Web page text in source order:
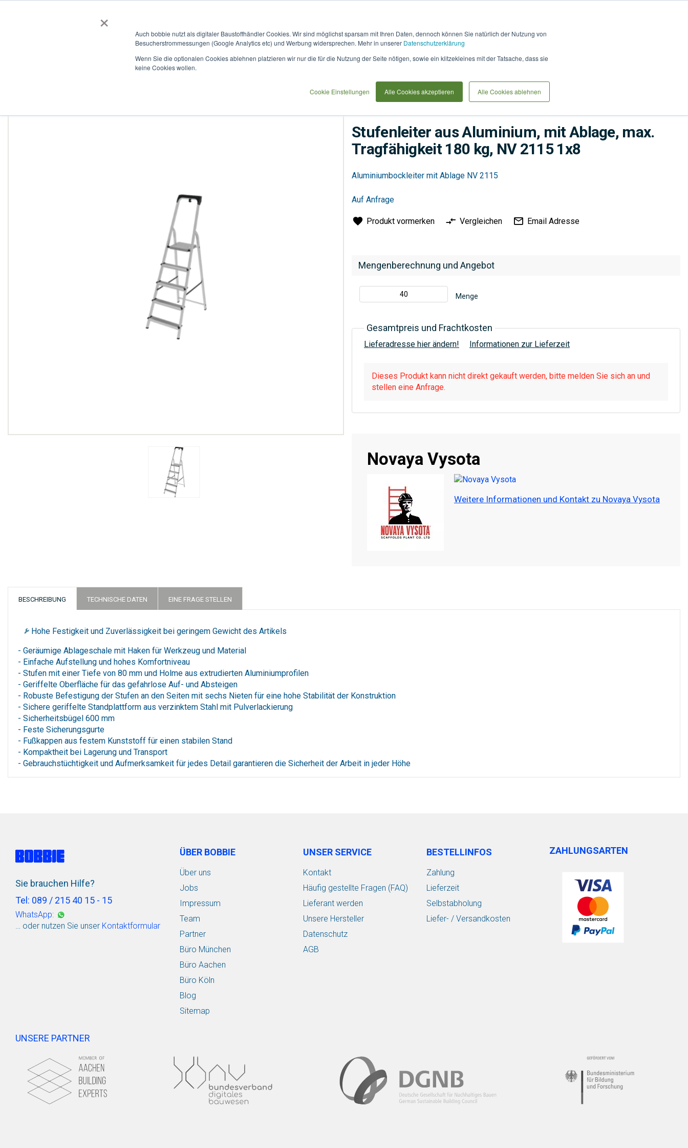
×
Auch bobbie nutzt als digitaler Baustoffhändler Cookies. Wir sind möglichst sparsam mit Ihren Daten, dennoch können Sie natürlich der Nutzung von
Besucherstrommessungen (Google Analytics etc) und Werbung widersprechen. Mehr in unserer Datenschutzerklärung
Wenn Sie die optionalen Cookies ablehnen platzieren wir nur die für die Nutzung der Seite nötigen, sowie ein klitzekleines mit der Tatsache, dass sie
keine Cookies wollen.
Cookie Einstellungen Alle Cookies akzeptieren Alle Cookies ablehnen
BOBBIEVERSUM
it
Ende
Stufenleiter aus Aluminium, mit Ablage, max.
Tragfähigkeit 180 kg, NV 2115 1x8
Mengenberechnung und Angebot
Menge
Gesamtpreis und Frachtkosten
Lieferadresse hier ändern! Informationen zur Lieferzeit
Dieses Produkt kann nicht direkt gekauft werden, bitte melden Sie sich an und
stellen eine Anfrage.
Novaya Vysota
Weitere Informationen und Kontakt zu Novaya Vysota
Aluminiumbockleiter mit Ablage NV 2115
Auf Anfrage
Produkt vormerken Vergleichen Email Adresse
BESCHREIBUNG
Hohe Festigkeit und Zuverlässigkeit bei geringem Gewicht des Artikels
- Geräumige Ablageschale mit Haken für Werkzeug und Material
- Einfache Aufstellung und hohes Komfortniveau
- Stufen mit einer Tiefe von 80 mm und Holme aus extrudierten Aluminiumprofilen
- Geriffelte Oberfläche für das gefahrlose Auf- und Absteigen
- Robuste Befestigung der Stufen an den Seiten mit sechs Nieten für eine hohe Stabilität der Konstruktion
- Sichere geriffelte Standplattform aus verzinktem Stahl mit Pulverlackierung
- Sicherheitsbügel 600 mm
- Feste Sicherungsgurte
- Fußkappen aus festem Kunststoff für einen stabilen Stand
- Kompaktheit bei Lagerung und Transport
- Gebrauchstüchtigkeit und Aufmerksamkeit für jedes Detail garantieren die Sicherheit der Arbeit in jeder Höhe
TECHNISCHE DATEN EINE FRAGE STELLEN
Sie brauchen Hilfe?
Tel: 089 / 215 40 15 - 15
WhatsApp:
… oder nutzen Sie unser Kontaktformular
ÜBER BOBBIE
Über uns
Jobs
Impressum
Team
Partner
Büro München
Büro Aachen
Büro Köln
Blog
Sitemap
UNSER SERVICE
Kontakt
Häufig gestellte Fragen (FAQ)
Lieferant werden
Unsere Hersteller
Datenschutz
AGB
BESTELLINFOS
Zahlung
Lieferzeit
Selbstabholung
Liefer- / Versandkosten
ZAHLUNGSARTEN
UNSERE PARTNER